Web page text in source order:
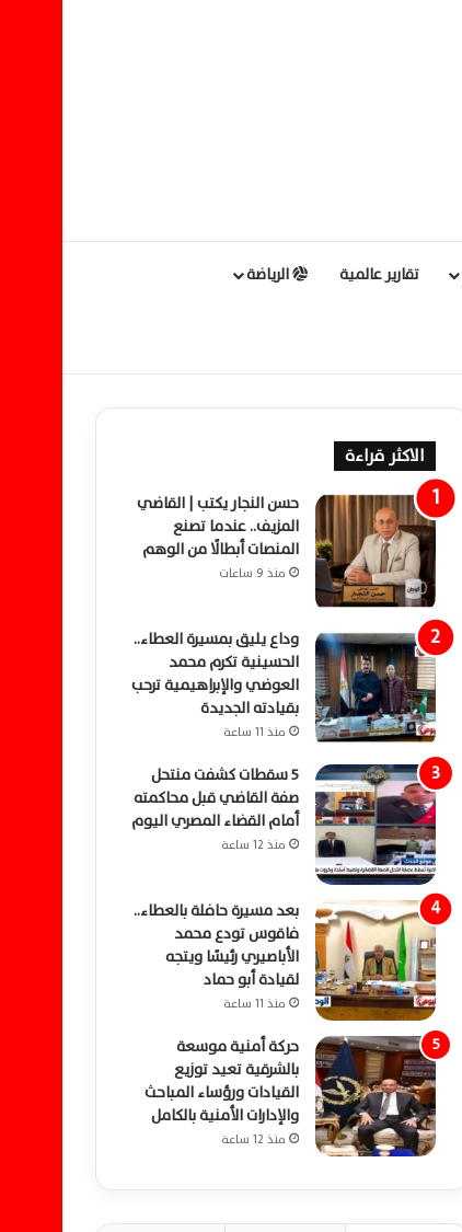
تقارير عالمية الرياضة
الاكثر قراءة
حسن النجار يكتب | القاضي
المزيف.. عندما تصنع
المنصات أبطالًا من الوهم
منذ 9 ساعات
وداع يليق بمسيرة العطاء..
الحسينية تكرم محمد
العوضي والإبراهيمية ترحب
بقيادته الجديدة
منذ 11 ساعة
5 سقطات كشفت منتحل
صفة القاضي قبل محاكمته
أمام القضاء المصري اليوم
منذ 12 ساعة
بعد مسيرة حافلة بالعطاء..
فاقوس تودع محمد
الأباصيري رئيسًا ويتجه
لقيادة أبو حماد
منذ 11 ساعة
حركة أمنية موسعة
بالشرقية تعيد توزيع
القيادات ورؤساء المباحث
والإدارات الأمنية بالكامل
منذ 12 ساعة